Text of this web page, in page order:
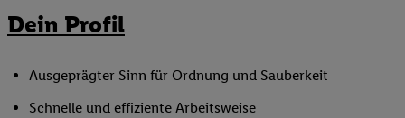
Dein Profil
Ausgeprägter Sinn für Ordnung und Sauberkeit
Schnelle und effiziente Arbeitsweise